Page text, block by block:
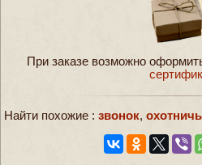
При заказе возможно
Найти похожие : звонок,